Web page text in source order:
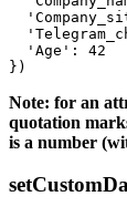
  'Age': 42
Note: for an
quotation
is a number